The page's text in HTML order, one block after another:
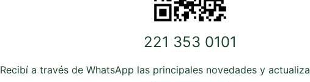
221 353 0101
Recibí a través de WhatsApp las principales novedades y